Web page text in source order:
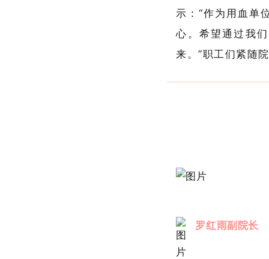
示：“作为用血单
心。希望通过我
来。”职工们紧随
罗红雨副院长